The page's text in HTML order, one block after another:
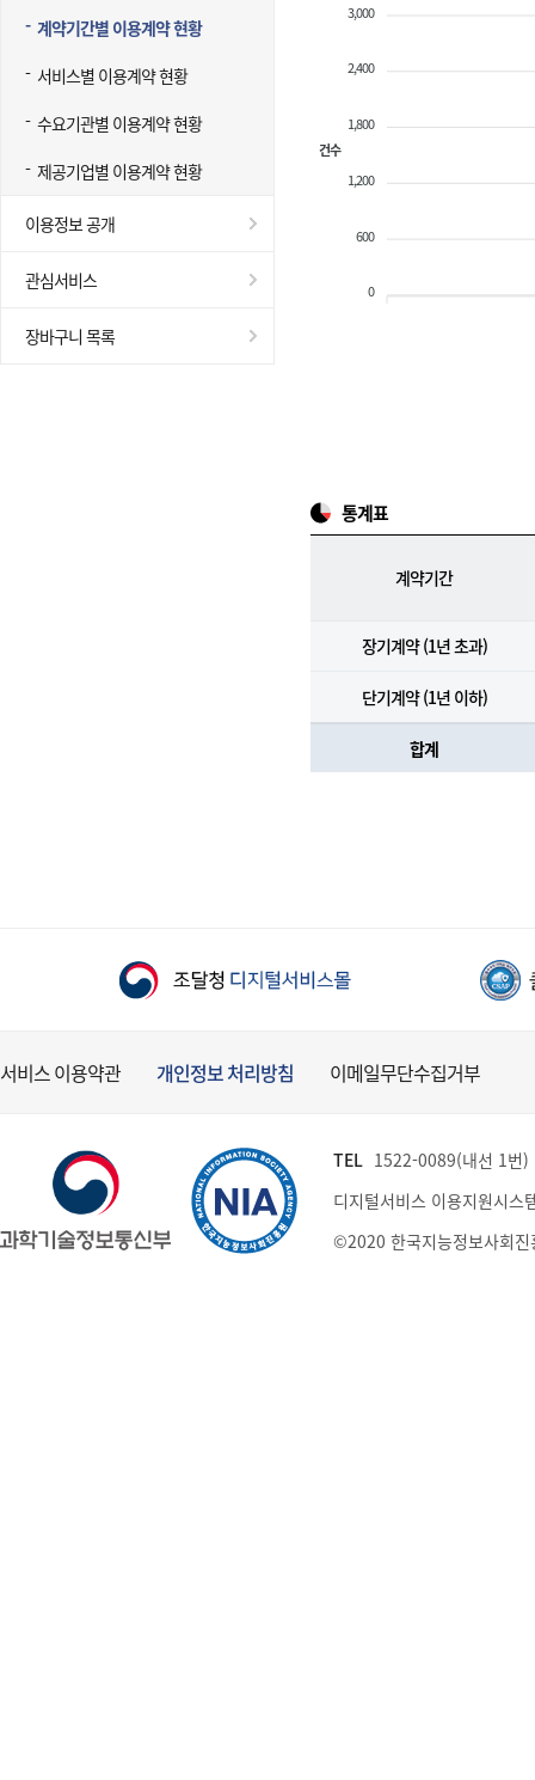
계약기간별 이용계약 현황
서비스별 이용계약 현황
수요기관별 이용계약 현황
제공기업별 이용계약 현황
이용정보 공개
관심서비스
장바구니 목록
3,000
2,400
1,800
1,200
600
0
건수
통계표
계약기간
장기계약 (1년 초과)
단기계약 (1년 이하)
합계
서비스 이용약관 개인정보 처리방침 이메일무단수집거부
TEL 1522-0089(내선 1번
디지털서비스 이용지원시스
©2020 한국지능정보사회진